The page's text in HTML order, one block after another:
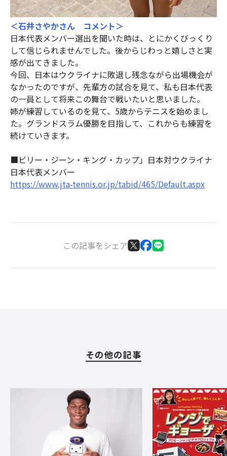
＜石井さやかさん コメント＞
日本代表メンバー選出を聞いた時は、とにかくびっくり
して信じられませんでした。後からじわっと嬉しさと実
感が出てきました。
今回、日本はウクライナに敗退し残念ながら出場機会が
なかったのですが、先輩方の試合を見て、私も日本代表
の一員として将来この舞台で戦いたいと思いました。
姉が練習しているのを見て、5歳からテニスを始めまし
た。グランドスラム優勝を目指して、これからも練習を
続けていきます。
■ビリー・ジーン・キング・カップ」日本対ウクライナ
日本代表メンバー
https://www.jta-tennis.or.jp/tabid/465/Default.aspx
この記事をシェア
その他の記事